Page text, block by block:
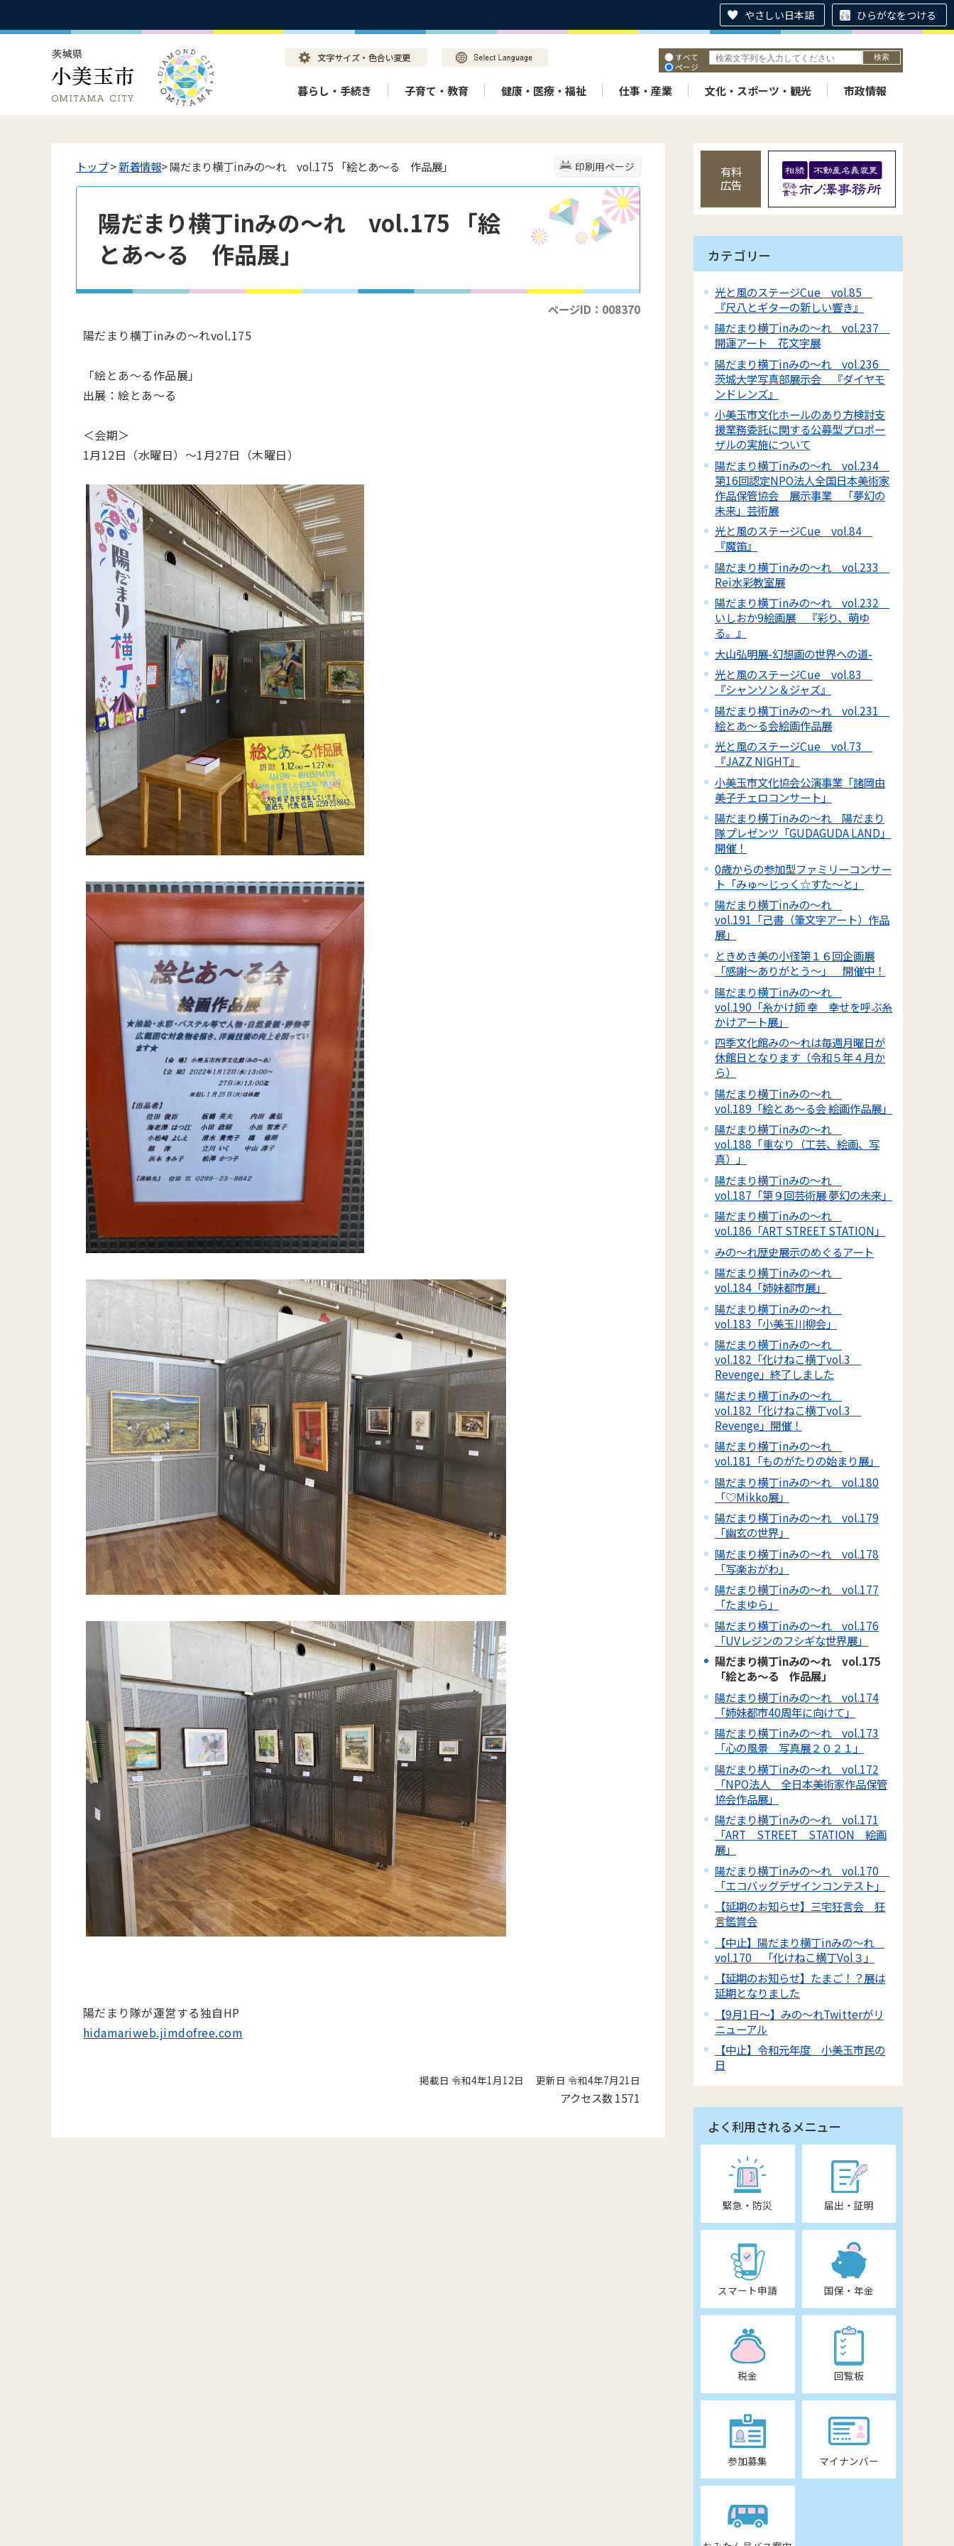
やさしい日本語 ひらがなをつける
すべて
ページ
暮らし・手続き 子育て・教育 健康・医療・福祉 仕事・産業 文化・スポーツ・観光 市政情報
印刷用ページ
トップ>新着情報> 陽だまり横丁inみの～れ vol.175 「絵とあ～る 作品展」
陽だまり横丁inみの～れ vol.175 「絵
とあ～る 作品展」
ページID：008370
陽だまり横丁inみの～れvol.175
「絵とあ～る作品展」
出展：絵とあ～る
＜会期＞
1月12日（水曜日）～1月27日（木曜日）
陽だまり隊が運営する独自HP
hidamariweb.jimdofree.com
掲載日 令和4年1月12日 更新日 令和4年7月21日
アクセス数1571
有料
広告
カテゴリー
光と風のステージCue vol.85
『尺八とギターの新しい響き』
陽だまり横丁inみの～れ vol.237
開運アート 花文字展
陽だまり横丁inみの～れ vol.236
茨城大学写真部展示会 『ダイヤモ
ンドレンズ』
小美玉市文化ホールのあり方検討支
援業務委託に関する公募型プロポー
ザルの実施について
陽だまり横丁inみの～れ vol.234
第16回認定NPO法人全国日本美術家
作品保管協会 展示事業 「夢幻の
未来」芸術展
光と風のステージCue vol.84
『魔笛』
陽だまり横丁inみの～れ vol.233
Rei水彩教室展
陽だまり横丁inみの～れ vol.232
いしおか9絵画展 『彩り、萌ゆ
る。』
大山弘明展-幻想画の世界への道-
光と風のステージCue vol.83
『シャンソン＆ジャズ』
陽だまり横丁inみの～れ vol.231
絵とあ～る会絵画作品展
光と風のステージCue vol.73
『JAZZ NIGHT』
小美玉市文化協会公演事業「諸岡由
美子チェロコンサート」
陽だまり横丁inみの～れ 陽だまり
隊プレゼンツ「GUDAGUDA LAND」
開催！
0歳からの参加型ファミリーコンサー
ト「みゅ～じっく☆すた～と」
陽だまり横丁inみの～れ
vol.191「己書（筆文字アート）作品
展」
ときめき美の小径第１６回企画展
「感謝～ありがとう～」 開催中！
陽だまり横丁inみの～れ
vol.190「糸かけ師 幸 幸せを呼ぶ糸
かけアート展」
四季文化館みの～れは毎週月曜日が
休館日となります（令和５年４月か
ら）
陽だまり横丁inみの～れ
vol.189「絵とあ～る会 絵画作品展」
陽だまり横丁inみの～れ
vol.188「重なり（工芸、絵画、写
真）」
陽だまり横丁inみの～れ
vol.187「第９回芸術展 夢幻の未来」
陽だまり横丁inみの～れ
vol.186「ART STREET STATION」
みの～れ歴史展示のめぐるアート
陽だまり横丁inみの～れ
vol.184「姉妹都市展」
陽だまり横丁inみの～れ
vol.183「小美玉川柳会」
陽だまり横丁inみの～れ
vol.182「化けねこ横丁vol.3
Revenge」終了しました
陽だまり横丁inみの～れ
vol.182「化けねこ横丁vol.3
Revenge」開催！
陽だまり横丁inみの～れ
vol.181「ものがたりの始まり展」
陽だまり横丁inみの～れ vol.180
「♡Mikko展」
陽だまり横丁inみの～れ vol.179
「幽玄の世界」
陽だまり横丁inみの～れ vol.178
「写楽おがわ」
陽だまり横丁inみの～れ vol.177
「たまゆら」
陽だまり横丁inみの～れ vol.176
「UVレジンのフシギな世界展」
陽だまり横丁inみの～れ vol.175
「絵とあ～る 作品展」
陽だまり横丁inみの～れ vol.174
「姉妹都市40周年に向けて」
陽だまり横丁inみの～れ vol.173
「心の風景 写真展２０２１」
陽だまり横丁inみの～れ vol.172
「NPO法人 全日本美術家作品保管
協会作品展」
陽だまり横丁inみの～れ vol.171
「ART STREET STATION 絵画
展」
陽だまり横丁inみの～れ vol.170
「エコバッグデザインコンテスト」
【延期のお知らせ】三宅狂言会 狂
言鑑賞会
【中止】陽だまり横丁inみの～れ
vol.170 「化けねこ横丁Vol３」
【延期のお知らせ】たまご！？展は
延期となりました
【9月1日～】みの～れTwitterがリ
ニューアル
【中止】令和元年度 小美玉市民の
日
よく利用されるメニュー
緊急・防災 届出・証明
スマート申請 国保・年金
税金 回覧板
参加募集 マイナンバー